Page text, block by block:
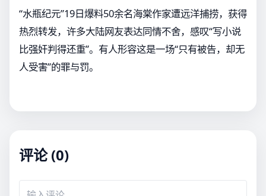
“水瓶纪元”19日爆料50余名海棠作家遭远洋捕捞，获得
热烈转发，许多大陆网友表达同情不舍，感叹“写小说
比强奸判得还重”。有人形容这是一场“只有被告，却无
人受害”的罪与罚。
评论 (0)